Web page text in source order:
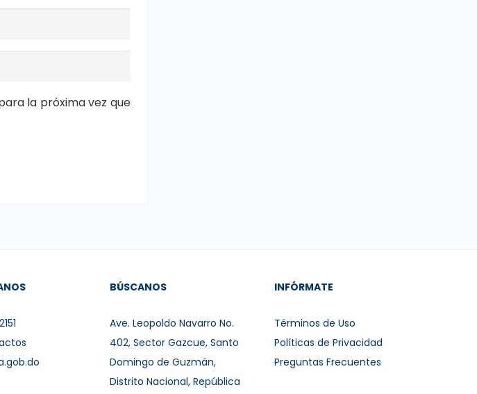
la próxima vez que
BÚSCANOS
Ave. Leopoldo Navarro No.
402, Sector Gazcue, Santo
Domingo de Guzmán,
Distrito Nacional, República
INFÓRMATE
Términos de Uso
Políticas de Privacidad
Preguntas Frecuentes